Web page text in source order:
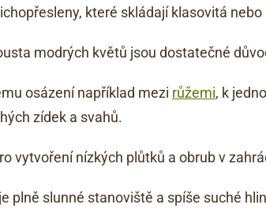
které skládají klasovitá
modrých květů jsou dostatečné
osázení například mezi růžemi, k
zídek a svahů.
vytvoření nízkých plůtků a obrub v
plně slunné stanoviště a spíše suché